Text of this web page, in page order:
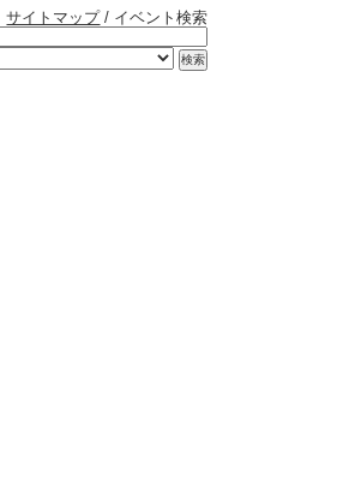
サイトマップ/ イベント検索